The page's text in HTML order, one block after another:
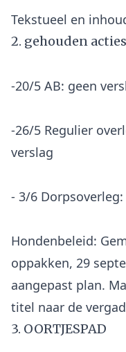
2. gehouden
-20/5 AB: geen
-26/5 Regulier
verslag
- 3/6
Hondenbeleid:
oppakken, 29
aangepast plan.
3. OORTJESPAD